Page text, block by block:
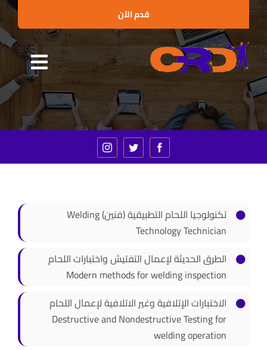
content
قدم الآن
الرئيسية
من نحن
البرامج التدريبية
الفعاليات
اتصل بنا
تكنولوجيا اللحام التطبيقية (فنين) Welding
Technology Technician
الطرق الحديثة لإعمال التفتيش واختبارات اللحام
Modern methods for welding inspection
الاختبارات الإتلافية وغير الاتلافية لإعمال اللحام
Destructive and Nondestructive Testing for
welding operation